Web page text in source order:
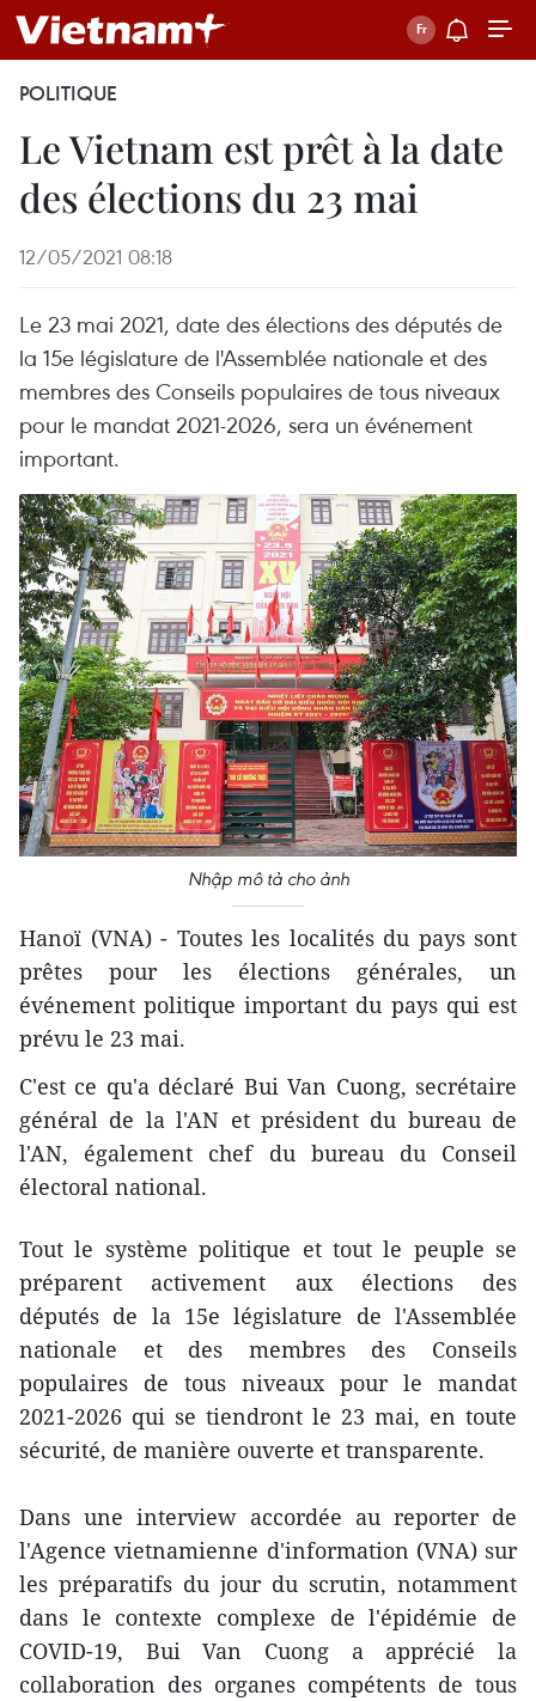
POLITIQUE
Le Vietnam est prêt à la date
des élections du 23 mai
12/05/2021 08:18
Le 23 mai 2021, date des élections des députés de
la 15e législature de l'Assemblée nationale et des
membres des Conseils populaires de tous niveaux
pour le mandat 2021-2026, sera un événement
important.
Nhập mô tả cho ảnh
Hanoï (VNA) - Toutes les localités du pays sont
prêtes pour les élections générales, un
événement politique important du pays qui est
prévu le 23 mai.
C'est ce qu'a déclaré Bui Van Cuong, secrétaire
général de la l'AN et président du bureau de
l'AN, également chef du bureau du Conseil
électoral national.
Tout le système politique et tout le peuple se
préparent activement aux élections des
députés de la 15e législature de l'Assemblée
nationale et des membres des Conseils
populaires de tous niveaux pour le mandat
2021-2026 qui se tiendront le 23 mai, en toute
sécurité, de manière ouverte et transparente.
Dans une interview accordée au reporter de
l'Agence vietnamienne d'information (VNA) sur
les préparatifs du jour du scrutin, notamment
dans le contexte complexe de l'épidémie de
COVID-19, Bui Van Cuong a apprécié la
collaboration des organes compétents de tous